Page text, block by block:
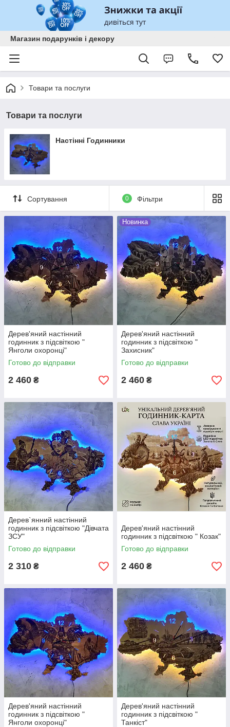
Магазин подарунків і декору
Товари та послуги
Товари та послуги
Настінні Годинники
Сортування 0 Фільтри
Дерев'яний настінний
годинник з підсвіткою "
Янголи охоронці"
Готово до відправки
2 460 ₴
Новинка
Дерев'яний настінний
годинник з підсвіткою "
Захисник"
Готово до відправки
2 460 ₴
Дерев`янний настінний
годинник з підсвіткою "Дівчата
ЗСУ"
Готово до відправки
2 310 ₴
Дерев'яний настінний
годинник з підсвіткою " Козак"
Готово до відправки
2 460 ₴
Дерев'яний настінний
годинник з підсвіткою "
Янголи охоронці"
Дерев'яний настінний
годинник з підсвіткою "
Танкіст"